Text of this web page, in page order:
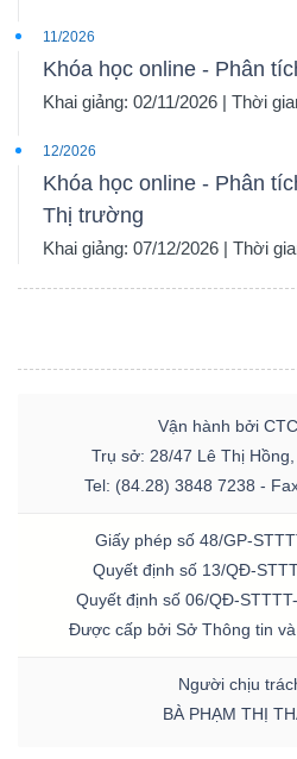
11/2026
Khóa học online - Phân
Khai giảng: 02/11/2026 | Thời
12/2026
Khóa học online - Phân
Thị trường
Khai giảng: 07/12/2026 | Thời
Vận hành bởi
Trụ sở: 28/47 Lê Thị
Tel: (84.28) 3848 7238 -
Giấy phép số 48/GP-
Quyết định số 13/QĐ-
Quyết định số 06/QĐ-
Được cấp bởi Sở Thông tin
Người chịu
BÀ PHẠM THỊ